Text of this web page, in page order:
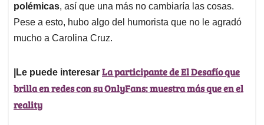
polémicas, así que una más no cambiaría las cosas.
Pese a esto, hubo algo del humorista que no le agradó
mucho a Carolina Cruz.
|Le puede interesar La participante de El Desafío que
brilla en redes con su OnlyFans: muestra más que en el
reality